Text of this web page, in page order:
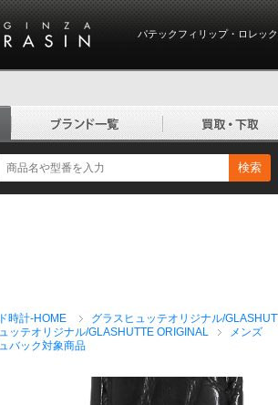
パテックフィリップ・ロレッ
検索
時計-HOME グラスヒュッテオリジナル/
ッテオリジナル/GLASHUTTE ORIGINAL
メンズ
バック対象商品